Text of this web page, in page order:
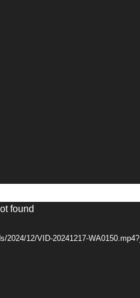
found
2024/12/VID-20241217-